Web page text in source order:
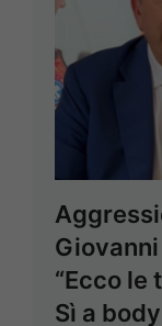
“Ecco le
Sì a